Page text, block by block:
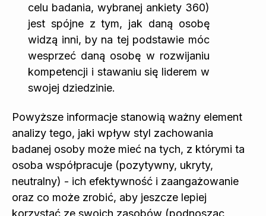
celu badania, wybranej ankiety 360)
jest spójne z tym, jak daną osobę
widzą inni, by na tej podstawie móc
wesprzeć daną osobę w rozwijaniu
kompetencji i stawaniu się liderem w
swojej dziedzinie.
Powyższe informacje stanowią ważny element
analizy tego, jaki wpływ styl zachowania
badanej osoby może mieć na tych, z którymi ta
osoba współpracuje (pozytywny, ukryty,
neutralny) - ich efektywność i zaangażowanie
oraz co może zrobić, aby jeszcze lepiej
korzystać ze swoich zasobów (podnosząc